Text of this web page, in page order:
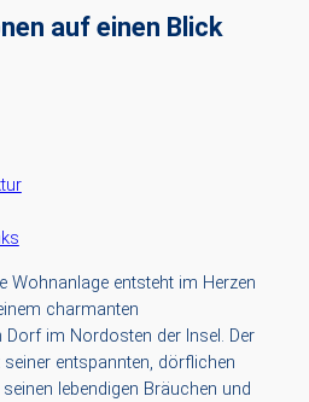
auf einen Blick
Wohnanlage entsteht im Herzen
charmanten
im Nordosten der Insel. Der
entspannten, dörflichen
lebendigen Bräuchen und